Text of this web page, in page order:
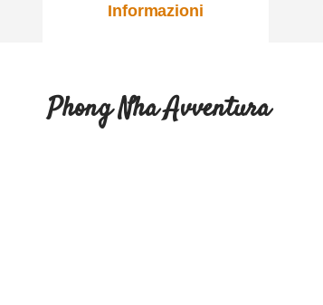
Informazioni
Phong Nha Avventura